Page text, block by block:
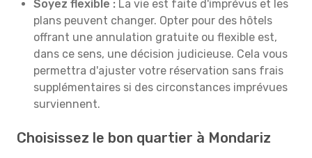
Soyez flexible : La vie est faite d'imprévus et les
plans peuvent changer. Opter pour des hôtels
offrant une annulation gratuite ou flexible est,
dans ce sens, une décision judicieuse. Cela vous
permettra d'ajuster votre réservation sans frais
supplémentaires si des circonstances imprévues
surviennent.
Choisissez le bon quartier à Mondariz